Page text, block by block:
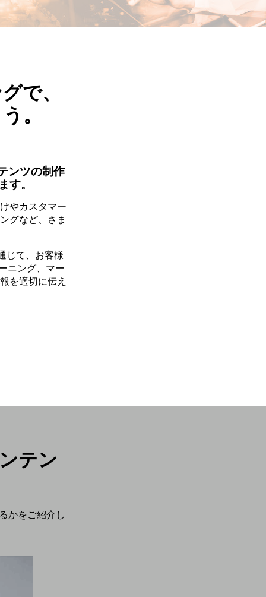
で、
。
ンツの制作
。
やカスタマー
グなど、さま
じて、お客様
ニング、マー
を適切に伝え
テン
かをご紹介し